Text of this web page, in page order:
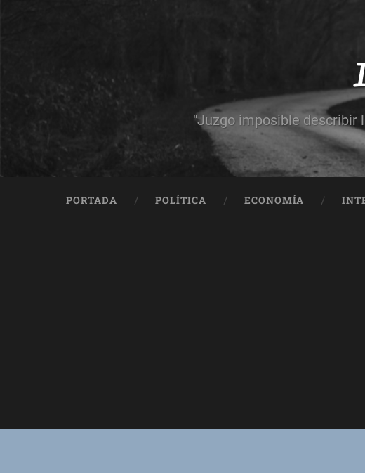
"Juzgo imposible describir
PORTADA POLÍTICA ECONOMÍA